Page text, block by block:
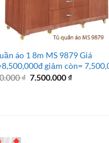
áo 1 8m MS 9879 Giá
giảm còn=
₫ Giá
7.500.000₫Giá